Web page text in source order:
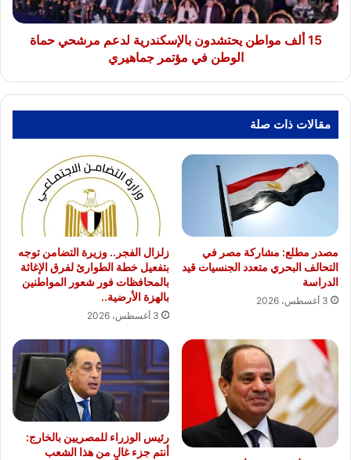
حماة
الوطن
15 ألف مواطن يحتشدون بالإسكندرية لدعم مرشحي حماة
الوطن في مؤتمر جماهيري
مقالات ذات صلة
مصدر مطلع: مشاركة مصر في
التحالف البحري متعدد الجنسيات قيد
الدراسة
3 أغسطس، 2026
زلزال الفجر.. وزيرة التضامن توجه
بتفعيل خطة الطوارئ لفرق الإغاثة
بالمحافظات فور شعور المواطنين
بالهزة الأرضية..
3 أغسطس، 2026
رئيس الوزراء للمصريين بالخارج:
أنتم جزء غالٍ من هذا الشعب